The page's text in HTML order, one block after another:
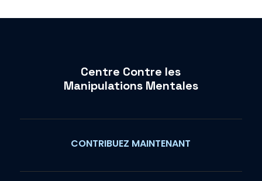
Centre Contre les
Manipulations Mentales
CONTRIBUEZ MAINTENANT